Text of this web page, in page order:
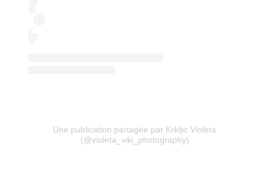
Une publication partagée par Krkljic Violeta
(@violeta_viki_photography)